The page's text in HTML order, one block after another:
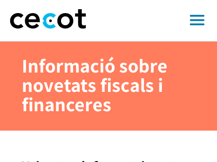
Informació sobre
novetats fiscals i
financeres